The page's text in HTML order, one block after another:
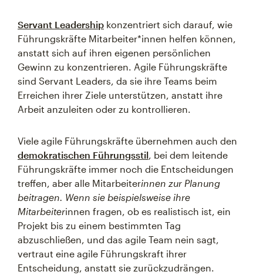
Servant Leadership konzentriert sich darauf, wie
Führungskräfte Mitarbeiter*innen helfen können,
anstatt sich auf ihren eigenen persönlichen
Gewinn zu konzentrieren. Agile Führungskräfte
sind Servant Leaders, da sie ihre Teams beim
Erreichen ihrer Ziele unterstützen, anstatt ihre
Arbeit anzuleiten oder zu kontrollieren.
Viele agile Führungskräfte übernehmen auch den
demokratischen Führungsstil, bei dem leitende
Führungskräfte immer noch die Entscheidungen
treffen, aber alle Mitarbeiterinnen zur Planung
beitragen. Wenn sie beispielsweise ihre
Mitarbeiterinnen fragen, ob es realistisch ist, ein
Projekt bis zu einem bestimmten Tag
abzuschließen, und das agile Team nein sagt,
vertraut eine agile Führungskraft ihrer
Entscheidung, anstatt sie zurückzudrängen.